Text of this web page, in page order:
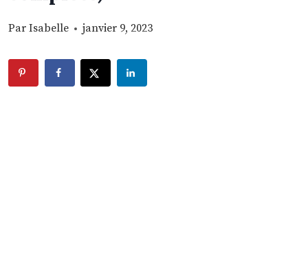
Par Isabelle janvier 9, 2023